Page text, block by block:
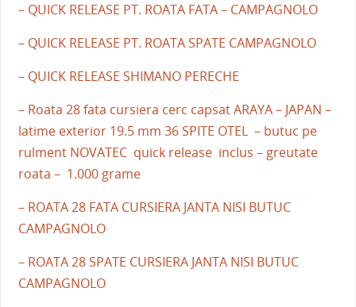
– QUICK RELEASE PT. ROATA FATA – CAMPAGNOLO
– QUICK RELEASE PT. ROATA SPATE CAMPAGNOLO
– QUICK RELEASE SHIMANO PERECHE
– Roata 28 fata cursiera cerc capsat ARAYA – JAPAN –
latime exterior 19.5 mm 36 SPITE OTEL – butuc pe
rulment NOVATEC quick release inclus – greutate
roata – 1.000 grame
– ROATA 28 FATA CURSIERA JANTA NISI BUTUC
CAMPAGNOLO
– ROATA 28 SPATE CURSIERA JANTA NISI BUTUC
CAMPAGNOLO